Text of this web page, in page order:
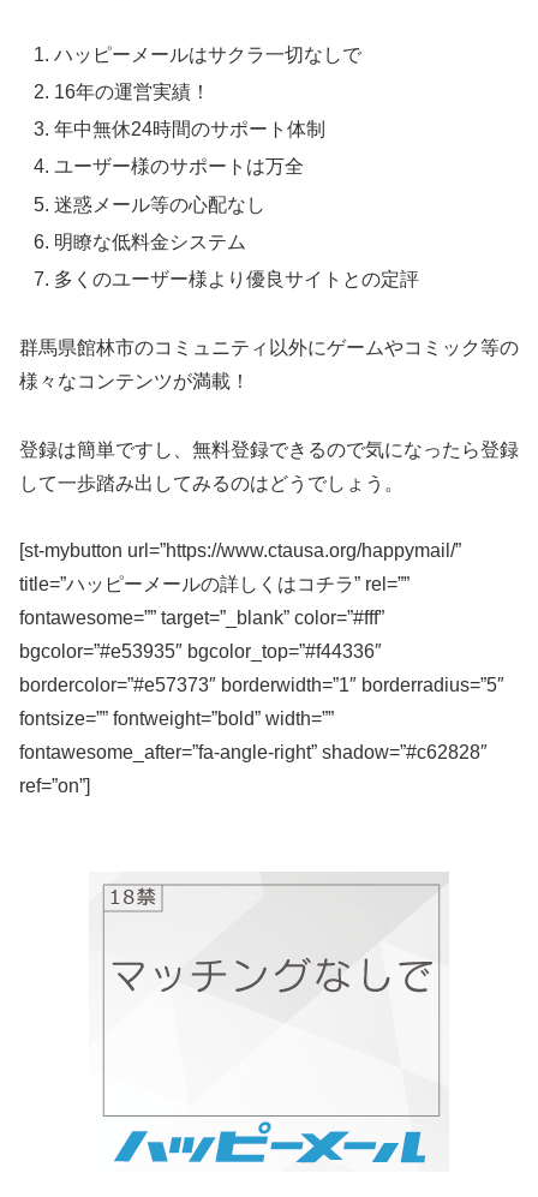
ハッピーメールはサクラ一切なしで
16年の運営実績！
年中無休24時間のサポート体制
ユーザー様のサポートは万全
迷惑メール等の心配なし
明瞭な低料金システム
多くのユーザー様より優良サイトとの定評
群馬県館林市のコミュニティ以外にゲームやコミック等の
様々なコンテンツが満載！
登録は簡単ですし、無料登録できるので気になったら登録
して一歩踏み出してみるのはどうでしょう。
[st-mybutton url=”https://www.ctausa.org/happymail/”
title=”ハッピーメールの詳しくはコチラ” rel=””
fontawesome=”” target=”_blank” color=”#fff”
bgcolor=”#e53935″ bgcolor_top=”#f44336″
bordercolor=”#e57373″ borderwidth=”1″ borderradius=”5″
fontsize=”” fontweight=”bold” width=””
fontawesome_after=”fa-angle-right” shadow=”#c62828″
ref=”on”]